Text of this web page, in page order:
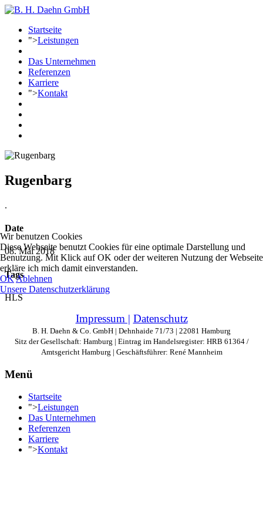
Startseite
">Leistungen
Das Unternehmen
Referenzen
Karriere
">Kontakt
Rugenbarg
.
Date
08. Mai 2018
Tags
HLS
Impressum | Datenschutz
B. H. Daehn & Co. GmbH | Dehnhaide 71/73 | 22081 Hamburg
Sitz der Gesellschaft: Hamburg | Eintrag im Handelsregister: HRB 61364 /
Amtsgericht Hamburg | Geschäftsführer: René Mannheim
Menü
Startseite
">Leistungen
Das Unternehmen
Referenzen
Karriere
">Kontakt
Wir benutzen Cookies
Diese Webseite benutzt Cookies für eine optimale Darstellung und
Benutzung. Mit Klick auf OK oder der weiteren Nutzung der Webseite
erkläre ich mich damit einverstanden.
OKAblehnen
Unsere Datenschutzerklärung